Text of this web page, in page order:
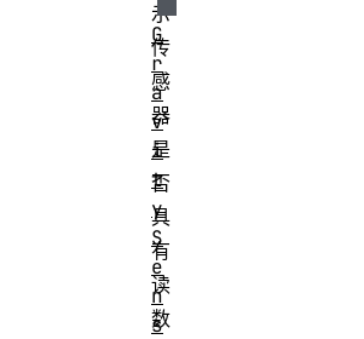
示
传
感
器
是
否
具
有
读
数
G
r
a
v
i
t
y
S
e
n
s